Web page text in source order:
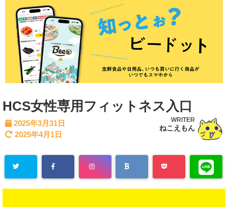
HCS女性専用フィットネス入口
2025年3月31日
2025年4月1日
WRITER
ねこえもん